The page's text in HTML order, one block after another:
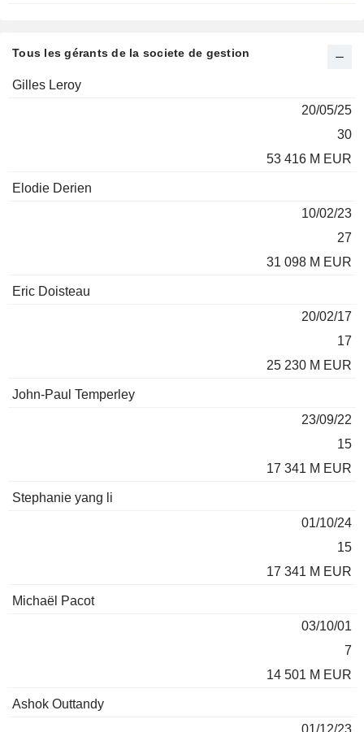
Tous les gérants de la societe de gestion
Gilles Leroy
20/05/25
30
53 416 M EUR
Elodie Derien
10/02/23
27
31 098 M EUR
Eric Doisteau
20/02/17
17
25 230 M EUR
John-Paul Temperley
23/09/22
15
17 341 M EUR
Stephanie yang li
01/10/24
15
17 341 M EUR
Michaël Pacot
03/10/01
7
14 501 M EUR
Ashok Outtandy
01/12/23